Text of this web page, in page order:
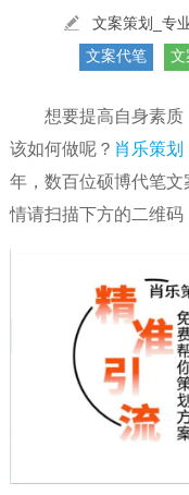
文案策划_专
文案代笔
文
想要提高自身素
该如何做呢？ 肖乐策划
年，数百位硕博代笔
情请扫描下方的二维码